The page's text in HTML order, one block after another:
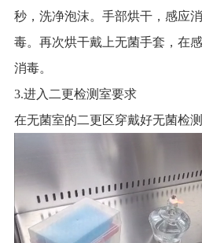
秒，洗净泡沫。手部烘干，感应
毒。再次烘干戴上无菌手套，在
消毒。
3.进入二更检测室要求
在无菌室的二更区穿戴好无菌检